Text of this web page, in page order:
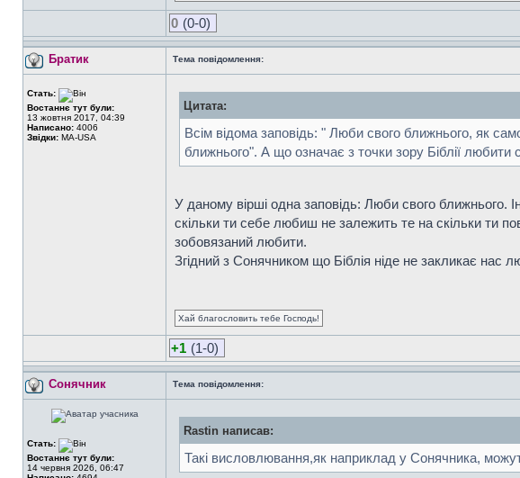
0 (0-0)
Братик Тема повідомлення:
Стать:
Востаннє тут були:
13 жовтня 2017, 04:39
Написано: 4006
Звідки: MA-USA
Цитата:
Всім відома заповідь: " Люби свого ближнього, як
ближнього". А що означає з точки зору Біблії любити
У даному вірші одна заповідь: Люби свого ближнього.
скільки ти себе любиш не залежить те на скільки ти
зобовязаний любити.
Згідний з Сонячником що Біблія ніде не закликає нас
Хай благословить тебе Господь!
+1 (1-0)
Сонячник Тема повідомлення:
Стать:
Востаннє тут були:
14 червня 2026, 06:47
Rastin написав:
Такі висловлювання,як наприклад у Сонячника,